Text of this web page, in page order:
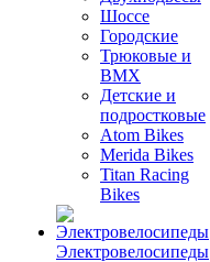
Шоссе
Городские
Трюковые и
BMX
Детские и
подростковые
Atom Bikes
Merida Bikes
Titan Racing
Bikes
Электровелосипеды